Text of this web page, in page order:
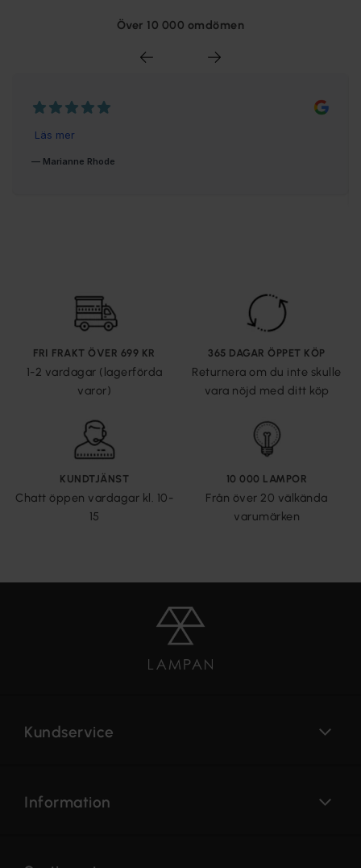
Över 10 000 omdömen
FRI FRAKT ÖVER 699 KR
1-2 vardagar (lagerförda
varor)
365 DAGAR ÖPPET KÖP
Returnera om du inte skulle
vara nöjd med ditt köp
KUNDTJÄNST
Chatt öppen vardagar kl. 10-
15
10 000 LAMPOR
Från över 20 välkända
varumärken
Kundservice
Information